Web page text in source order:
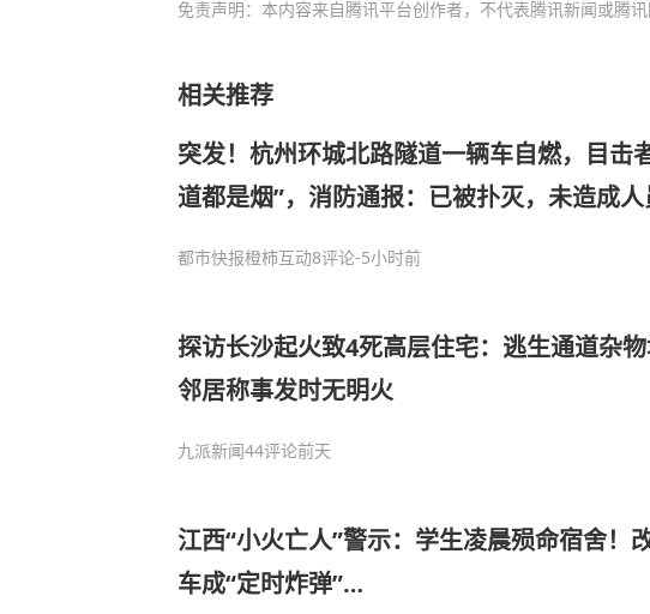
免责声明：本内容来自腾讯平台创作者，不代表腾讯新闻或腾讯
相关推荐
突发！杭州环城北路隧道一辆车自燃，目击
道都是烟”，消防通报：已被扑灭，未造成
都市快报橙柿互动8评论-5小时前
探访长沙起火致4死高层住宅：逃生通道杂物
邻居称事发时无明火
九派新闻44评论前天
江西“小火亡人”警示：学生凌晨殒命宿舍！
车成“定时炸弹”…